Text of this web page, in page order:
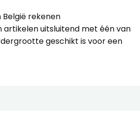
rekenen
artikelen uitsluitend met één van
geschikt is voor een